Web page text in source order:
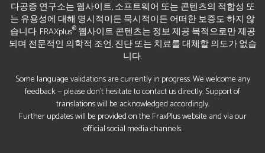
다공증 연구소는 웹사이트, 소프트웨어 또는 콘텐츠의 적합성 또
는 유용성에 대해 명시적이든 묵시적이든 어떠한 보증도 하지 않
습니다. FRAXplus®웹사이트 콘텐츠는 정보 제공 목적으로만 제공
되며 전문적인 의학적 조언, 진단 또는 치료를 대체할 의도가 없습
니다.
Some language validations are currently in progress. We welcome any
feedback — please don’t hesitate to contact us directly. Support of
translations will be acknowledged accordingly.
Further updates will be provided on the FraxPlus website and via our
official social media channels.